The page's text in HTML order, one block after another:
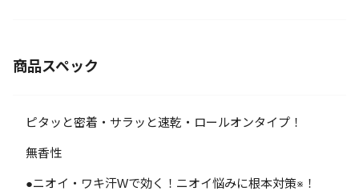
商品スペック
ピタッと密着・サラッと速乾・ロールオンタイプ！
無香性
●ニオイ・ワキ汗Wで効く！ニオイ悩みに根本対策※！